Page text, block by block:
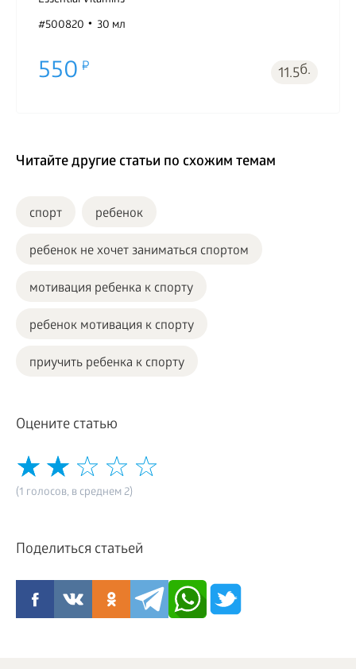
#500820
30 мл
550 11.5б.
Читайте другие статьи по схожим темам
спорт ребенок
ребенок не хочет заниматься спортом
мотивация ребенка к спорту
ребенок мотивация к спорту
приучить ребенка к спорту
Оцените статью
(1 голосов, в среднем 2)
Поделиться статьей